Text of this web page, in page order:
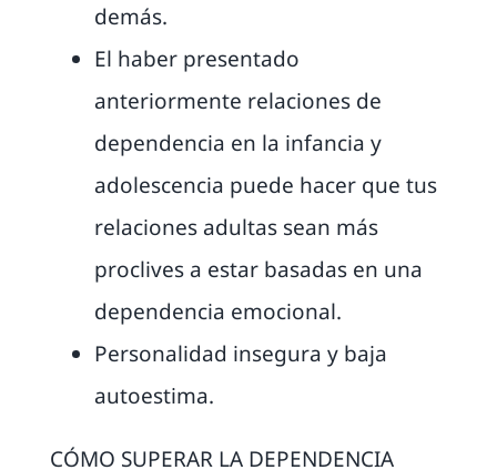
demás.
El haber presentado
anteriormente relaciones de
dependencia en la infancia y
adolescencia puede hacer que tus
relaciones adultas sean más
proclives a estar basadas en una
dependencia emocional.
Personalidad insegura y baja
autoestima.
CÓMO SUPERAR LA DEPENDENCIA